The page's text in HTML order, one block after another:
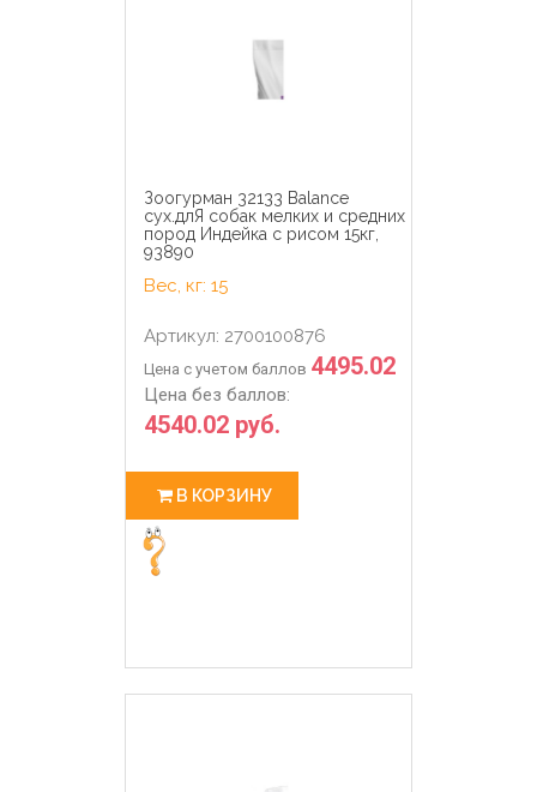
Зоогурман 32133 Balance
сух.длЯ собак мелких и средних
пород Индейка с рисом 15кг,
93890
Вес, кг: 15
Артикул: 2700100876
Цена с учетом баллов 4495.02
Цена без баллов:
4540.02 руб.
В КОРЗИНУ